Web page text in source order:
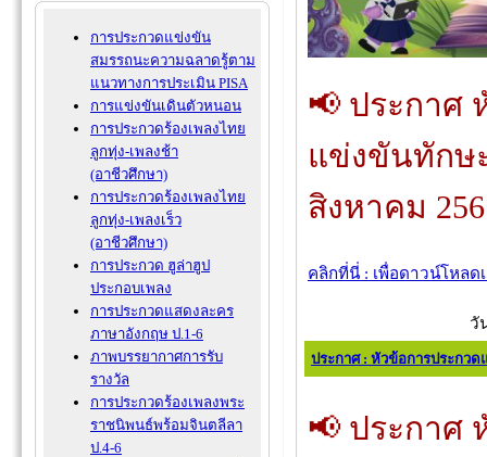
การประกวดแข่งขัน
สมรรถนะความฉลาดรู้ตาม
แนวทางการประเมิน PISA
การแข่งขันเดินตัวหนอน
การประกวดร้องเพลงไทย
ลูกทุ่ง-เพลงช้า
(อาชีวศึกษา)
การประกวดร้องเพลงไทย
ลูกทุ่ง-เพลงเร็ว
(อาชีวศึกษา)
การประกวด ฮูล่าฮูป
ประกอบเพลง
การประกวดแสดงละคร
ภาษาอังกฤษ ป.1-6
ภาพบรรยากาศการรับ
รางวัล
การประกวดร้องเพลงพระ
ราชนิพนธ์พร้อมจินตลีลา
ป.4-6
📢 ประกาศ
แข่งขันทักษ
สิงหาคม
คลิกที่นี่ : เพื่อดาวน์โหลด
วั
ประกาศ : หัวข้อการประกว
📢 ประกาศ